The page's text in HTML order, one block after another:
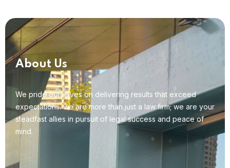
About Us
We pride ourselves on delivering results that exceed
expectations. we are more than just a law firm; we are your
steadfast allies in pursuit of legal success and peace of
mind.